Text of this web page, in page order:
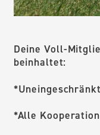
Deine Voll-
beinhaltet:
*Alle